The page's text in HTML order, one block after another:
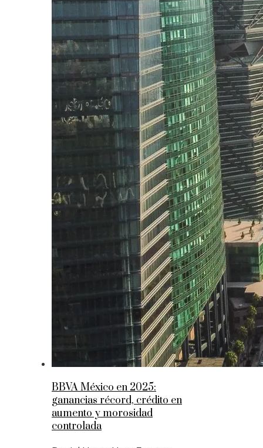
BBVA México en 2025:
ganancias récord, crédito en
aumento y morosidad
controlada